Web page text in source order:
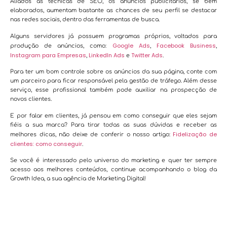
Aliados às técnicas de SEO, os anúncios publicitários, se bem
elaborados, aumentam bastante as chances de seu perfil se destacar
nas redes sociais, dentro das ferramentas de busca.
Alguns servidores já possuem programas próprios, voltados para
produção de anúncios, como:
Google Ads, Facebook Business,
Instagram para Empresas, LinkedIn Ads e Twitter Ads.
Para ter um bom controle sobre os anúncios da sua página, conte com
um parceiro para ficar responsável pela gestão de tráfego. Além desse
serviço, esse profissional também pode auxiliar na prospecção de
novos clientes.
E por falar em clientes, já pensou em como conseguir que eles sejam
fiéis a sua marca? Para tirar todas as suas dúvidas e receber as
melhores dicas, não deixe de conferir o nosso artigo: Fidelização de
clientes: como conseguir.
Se você é interessado pelo universo do marketing e quer ter sempre
acesso aos melhores conteúdos, continue acompanhando o blog da
Growth Idea, a sua agência de Marketing Digital!